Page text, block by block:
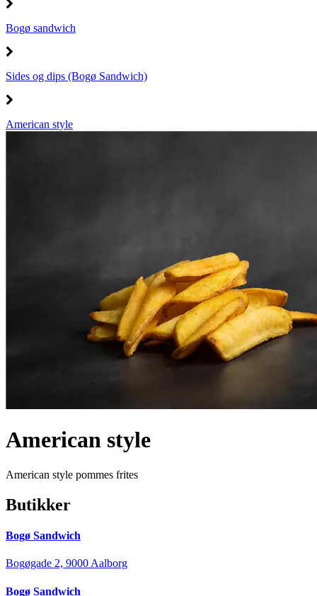
Bogø sandwich
Sides og dips (Bogø Sandwich)
American style
American style
American style pommes frites
Butikker
Bogø Sandwich
Bogøgade 2, 9000 Aalborg
Bogø Sandwich